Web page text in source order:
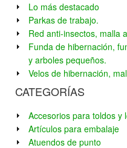
Lo más destacado
Parkas de trabajo.
Red anti-insectos, malla
Funda de hibernación,
y arboles pequeños.
Velos de hibernación,
CATEGORÍAS
Accesorios para toldos y
Artículos para embalaje
Atuendos de punto